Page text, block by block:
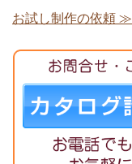
お試し制作の依頼 ≫